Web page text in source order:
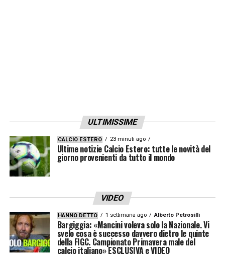
macchiata indelebilmente dall’errore al 27′.
Sul punteggio di 1-1, dopo una grande
giocata di Lautaro e l’assist di Sucic, il
francese spreca un’occasione enorme
posizione. È la sliding door del primo tempo:
un gol lì avrebbe potuto cambiare l’inerzia del
match. Nella ripresa ci riprova, ma senza la
stessa pericolosità.
ULTIMISSIME
CALCIO ESTERO 23 minuti ago
Ultime notizie Calcio Estero: tutte le novità del
giorno provenienti da tutto il mondo
VIDEO
HANNO DETTO 1 settimana ago Alberto Petrosilli
Bargiggia: «Mancini voleva solo la Nazionale. Vi
svelo cosa è successo davvero dietro le quinte
della FIGC. Campionato Primavera male del
calcio italiano» ESCLUSIVA e VIDEO